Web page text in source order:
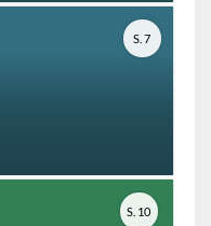
S. 7
S. 10